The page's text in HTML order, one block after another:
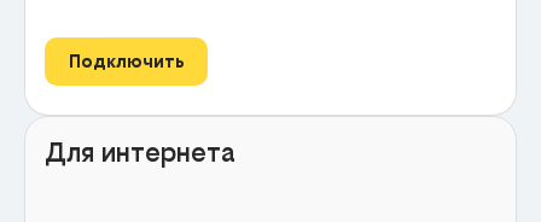
Подключить
Для интернета